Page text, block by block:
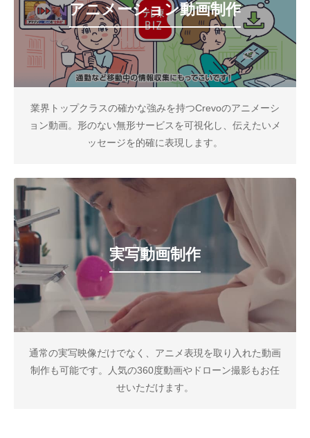
アニメーション動画制作
業界トップクラスの確かな強みを持つCrevoのアニメーシ
ョン動画。形のない無形サービスを可視化し、伝えたいメ
ッセージを的確に表現します。
実写動画制作
通常の実写映像だけでなく、アニメ表現を取り入れた動画
制作も可能です。人気の360度動画やドローン撮影もお任
せいただけます。